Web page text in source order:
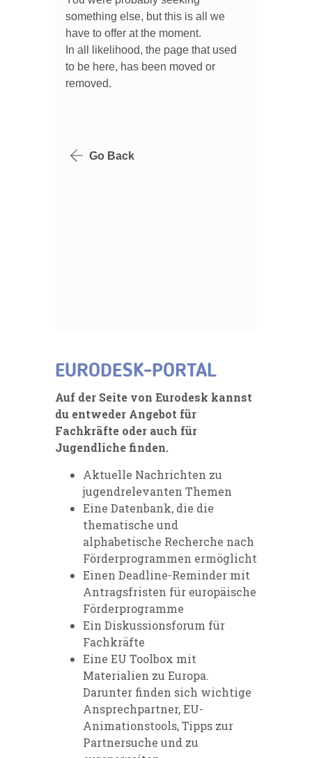
EURODESK-PORTAL
Auf der Seite von Eurodesk kannst
du entweder Angebot für
Fachkräfte oder auch für
Jugendliche finden.
Aktuelle Nachrichten zu
jugendrelevanten Themen
Eine Datenbank, die die
thematische und
alphabetische Recherche nach
Förderprogrammen ermöglicht
Einen Deadline-Reminder mit
Antragsfristen für europäische
Förderprogramme
Ein Diskussionsforum für
Fachkräfte
Eine EU Toolbox mit
Materialien zu Europa.
Darunter finden sich wichtige
Ansprechpartner, EU-
Animationstools, Tipps zur
Partnersuche und zu